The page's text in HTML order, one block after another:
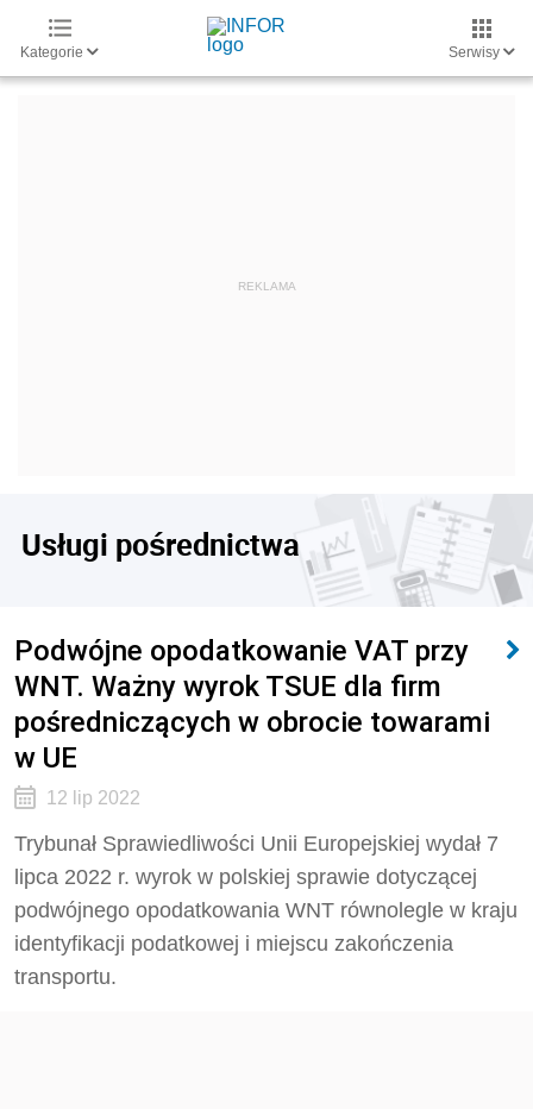
Kategorie Serwisy
Usługi pośrednictwa
Podwójne opodatkowanie VAT przy
WNT. Ważny wyrok TSUE dla firm
pośredniczących w obrocie towarami
w UE
12 lip 2022
Trybunał Sprawiedliwości Unii Europejskiej wydał 7
lipca 2022 r. wyrok w polskiej sprawie dotyczącej
podwójnego opodatkowania WNT równolegle w kraju
identyfikacji podatkowej i miejscu zakończenia
transportu.